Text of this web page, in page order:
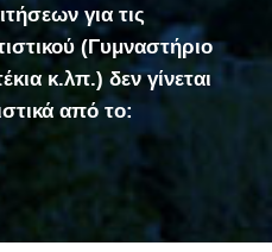
για τις
(Γυμναστήριο
κ.λπ.) δεν γίνεται
από το: